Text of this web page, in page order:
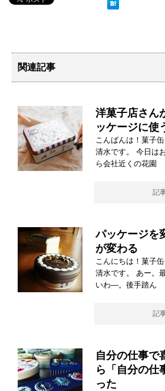
関連記事
洋菓子店さん
ッケージに使
こんばんは！菓子
清水です。 今日は
ら会社近くの花園
記
パッケージを
が変わる
こんにちは！菓子
清水です。 あー。
いわ―。後手踏ん
記
自分の仕事で
ら「自分の仕
った